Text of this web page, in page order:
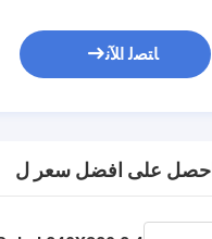
ﺎﺘﺼﻟ ﺍﻶﻧ
احصل على افضل سعر ل